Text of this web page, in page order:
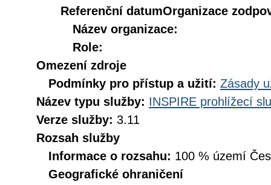
Referenční datumOrganizace
Název organizace:
Role:
Omezení zdroje
Podmínky pro přístup a užití: Zásady
Název typu služby: INSPIRE prohlížecí
Verze služby: 3.11
Rozsah služby
Informace o rozsahu: 100 % území
Geografické ohraničení